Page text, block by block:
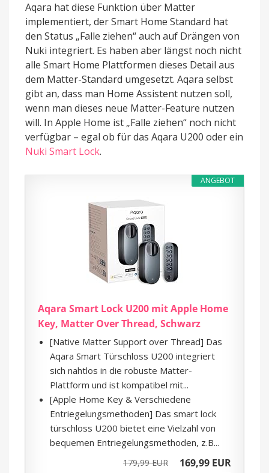
Aqara hat diese Funktion über Matter
implementiert, der Smart Home Standard hat
den Status „Falle ziehen“ auch auf Drängen von
Nuki integriert. Es haben aber längst noch nicht
alle Smart Home Plattformen dieses Detail aus
dem Matter-Standard umgesetzt. Aqara selbst
gibt an, dass man Home Assistent nutzen soll,
wenn man dieses neue Matter-Feature nutzen
will. In Apple Home ist „Falle ziehen“ noch nicht
verfügbar – egal ob für das Aqara U200 oder ein
Nuki Smart Lock.
ANGEBOT
Aqara Smart Lock U200 mit Apple Home
Key, Matter Over Thread, Schwarz
[Native Matter Support over Thread] Das
Aqara Smart Türschloss U200 integriert
sich nahtlos in die robuste Matter-
Plattform und ist kompatibel mit...
[Apple Home Key & Verschiedene
Entriegelungsmethoden] Das smart lock
türschloss U200 bietet eine Vielzahl von
bequemen Entriegelungsmethoden, z.B...
179,99 EUR 169,99 EUR